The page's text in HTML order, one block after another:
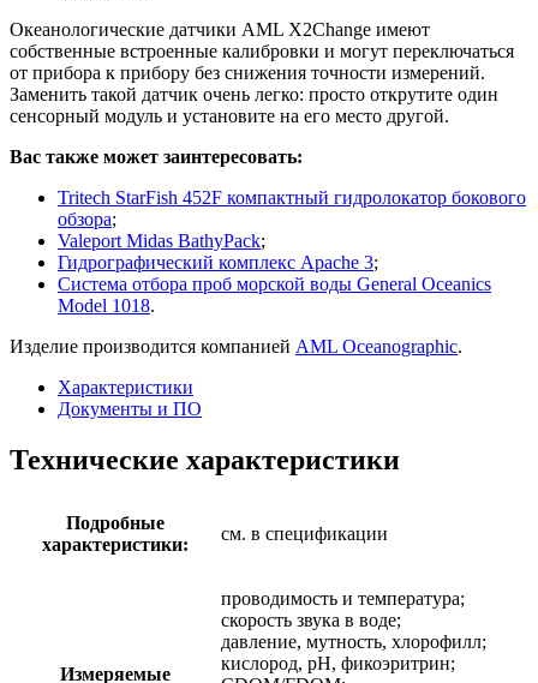
Океанологические датчики AML X2Change имеют
собственные встроенные калибровки и могут переключаться
от прибора к прибору без снижения точности измерений.
Заменить такой датчик очень легко: просто открутите один
сенсорный модуль и установите на его место другой.
Вас также может заинтересовать:
Tritech StarFish 452F компактный гидролокатор бокового
обзора;
Valeport Midas BathyPack;
Гидрографический комплекс Apache 3;
Система отбора проб морской воды General Oceanics
Model 1018.
Изделие производится компанией AML Oceanographic.
Характеристики
Документы и ПО
Технические характеристики
Подробные
характеристики:
см. в спецификации
Измеряемые
проводимость и температура;
скорость звука в воде;
давление, мутность, хлорофилл;
кислород, pH, фикоэритрин;